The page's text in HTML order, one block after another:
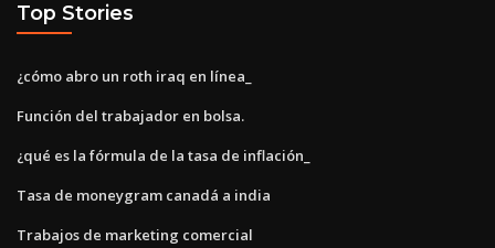
Top Stories
¿cómo abro un roth iraq en línea_
Función del trabajador en bolsa.
¿qué es la fórmula de la tasa de inflación_
Tasa de moneygram canadá a india
Trabajos de marketing comercial